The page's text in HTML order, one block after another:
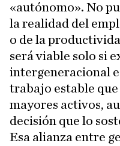
«autónomo». No
la realidad del
o de la
será viable solo si
intergeneracional
trabajo estable
mayores activos,
decisión que lo
Esa alianza entre